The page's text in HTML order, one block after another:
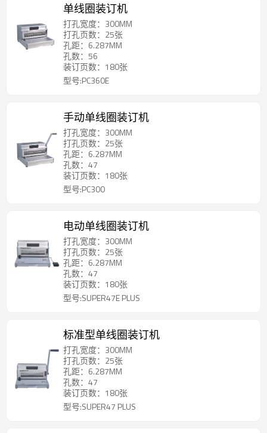
单线圈装订机
打孔宽度：300MM
打孔页数：25张
孔距：6.287MM
孔数：56
装订页数：180张
型号:PC360E
手动单线圈装订机
打孔宽度：300MM
打孔页数：25张
孔距：6.287MM
孔数：47
装订页数：180张
型号:PC300
电动单线圈装订机
打孔宽度：300MM
打孔页数：25张
孔距：6.287MM
孔数：47
装订页数：180张
型号:SUPER47E PLUS
标准型单线圈装订机
打孔宽度：300MM
打孔页数：25张
孔距：6.287MM
孔数：47
装订页数：180张
型号:SUPER47 PLUS